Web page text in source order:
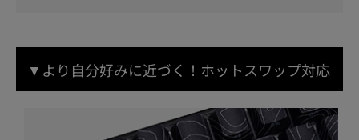
▼より自分好みに近づく！ホットスワップ対応